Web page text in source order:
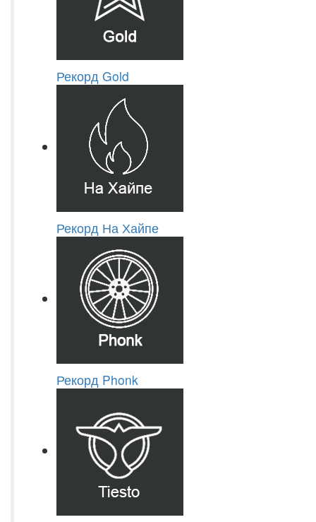
Рекорд Gold
Рекорд На Хайпе
Рекорд Phonk